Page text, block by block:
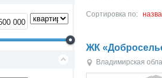
Сортировка по:
ЖК
Владимирская